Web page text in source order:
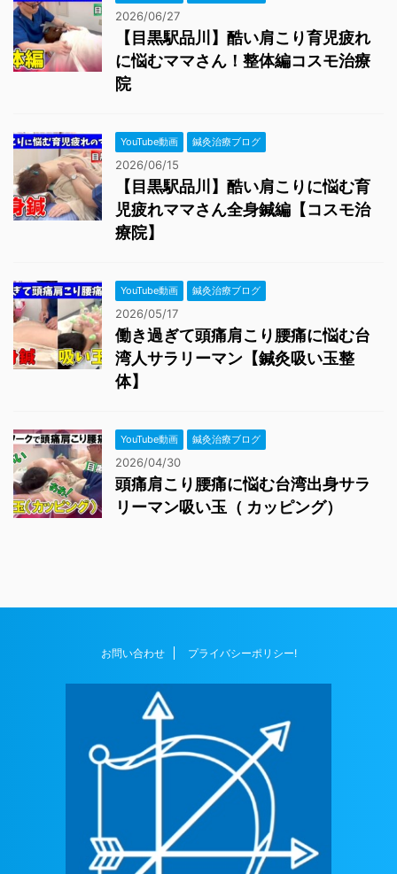
2026/06/27
【目黒駅品川】酷い肩こり育児疲れ
に悩むママさん！整体編コスモ治療
院
YouTube動画 鍼灸治療ブログ
2026/06/15
【目黒駅品川】酷い肩こりに悩む育
児疲れママさん全身鍼編【コスモ治
療院】
YouTube動画 鍼灸治療ブログ
2026/05/17
働き過ぎて頭痛肩こり腰痛に悩む台
湾人サラリーマン【鍼灸吸い玉整
体】
YouTube動画 鍼灸治療ブログ
2026/04/30
頭痛肩こり腰痛に悩む台湾出身サラ
リーマン吸い玉（ カッピング）
お問い合わせ プライバシーポリシー!